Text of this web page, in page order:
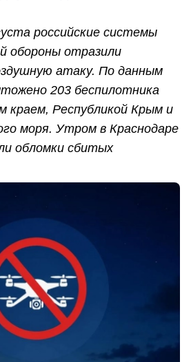
российские системы
обороны отразили
атаку. По данным
203 беспилотника
краем, Республикой Крым и
моря. Утром в Краснодаре
обломки сбитых